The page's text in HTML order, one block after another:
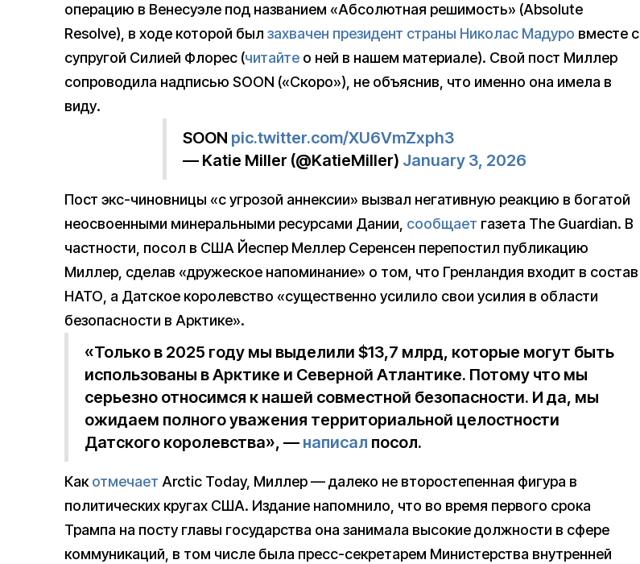
операцию в Венесуэле под названием «Абсолютная решимость» (Absolute
Resolve), в ходе которой был захвачен президент страны Николас Мадуро вместе с
супругой Силией Флорес (читайте о ней в нашем материале). Свой пост Миллер
сопроводила надписью SOON («Скоро»), не объяснив, что именно она имела в
виду.
SOON pic.twitter.com/XU6VmZxph3
— Katie Miller (@KatieMiller) January 3, 2026
Пост экс-чиновницы «с угрозой аннексии» вызвал негативную реакцию в богатой
неосвоенными минеральными ресурсами Дании, сообщает газета The Guardian. В
частности, посол в США Йеспер Меллер Серенсен перепостил публикацию
Миллер, сделав «дружеское напоминание» о том, что Гренландия входит в состав
НАТО, а Датское королевство «существенно усилило свои усилия в области
безопасности в Арктике».
«Только в 2025 году мы выделили $13,7 млрд, которые могут быть
использованы в Арктике и Северной Атлантике. Потому что мы
серьезно относимся к нашей совместной безопасности. И да, мы
ожидаем полного уважения территориальной целостности
Датского королевства», — написал посол.
Какотмечает Arctic Today, Миллер — далеко не второстепенная фигура в
политических кругах США. Издание напомнило, что во время первого срока
Трампа на посту главы государства она занимала высокие должности в сфере
коммуникаций, в том числе была пресс-секретарем Министерства внутренней